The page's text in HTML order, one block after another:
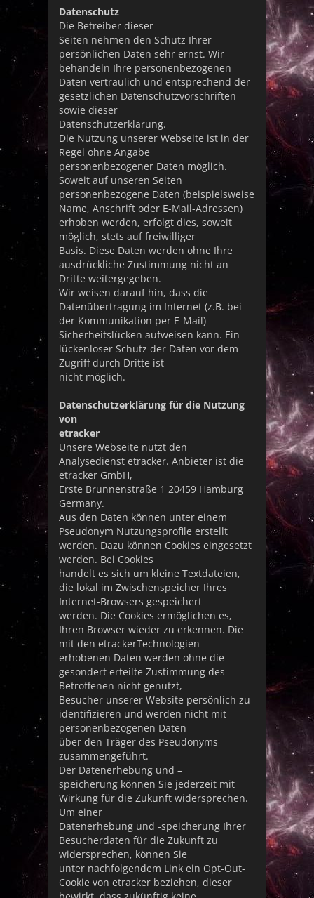
Datenschutz
Die Betreiber dieser
Seiten nehmen den Schutz Ihrer
persönlichen Daten sehr ernst. Wir
behandeln Ihre personenbezogenen
Daten vertraulich und entsprechend der
gesetzlichen Datenschutzvorschriften
sowie dieser
Datenschutzerklärung.
Die Nutzung unserer Webseite ist in der
Regel ohne Angabe
personenbezogener Daten möglich.
Soweit auf unseren Seiten
personenbezogene Daten (beispielsweise
Name, Anschrift oder E-Mail-Adressen)
erhoben werden, erfolgt dies, soweit
möglich, stets auf freiwilliger
Basis. Diese Daten werden ohne Ihre
ausdrückliche Zustimmung nicht an
Dritte weitergegeben.
Wir weisen darauf hin, dass die
Datenübertragung im Internet (z.B. bei
der Kommunikation per E-Mail)
Sicherheitslücken aufweisen kann. Ein
lückenloser Schutz der Daten vor dem
Zugriff durch Dritte ist
nicht möglich.
Datenschutzerklärung für die Nutzung
von
etracker
Unsere Webseite nutzt den
Analysedienst etracker. Anbieter ist die
etracker GmbH,
Erste Brunnenstraße 1 20459 Hamburg
Germany.
Aus den Daten können unter einem
Pseudonym Nutzungsprofile erstellt
werden. Dazu können Cookies eingesetzt
werden. Bei Cookies
handelt es sich um kleine Textdateien,
die lokal im Zwischenspeicher Ihres
Internet-Browsers gespeichert
werden. Die Cookies ermöglichen es,
Ihren Browser wieder zu erkennen. Die
mit den etrackerTechnologien
erhobenen Daten werden ohne die
gesondert erteilte Zustimmung des
Betroffenen nicht genutzt,
Besucher unserer Website persönlich zu
identifizieren und werden nicht mit
personenbezogenen Daten
über den Träger des Pseudonyms
zusammengeführt.
Der Datenerhebung und –
speicherung können Sie jederzeit mit
Wirkung für die Zukunft widersprechen.
Um einer
Datenerhebung und -speicherung Ihrer
Besucherdaten für die Zukunft zu
widersprechen, können Sie
unter nachfolgendem Link ein Opt-Out-
Cookie von etracker beziehen, dieser